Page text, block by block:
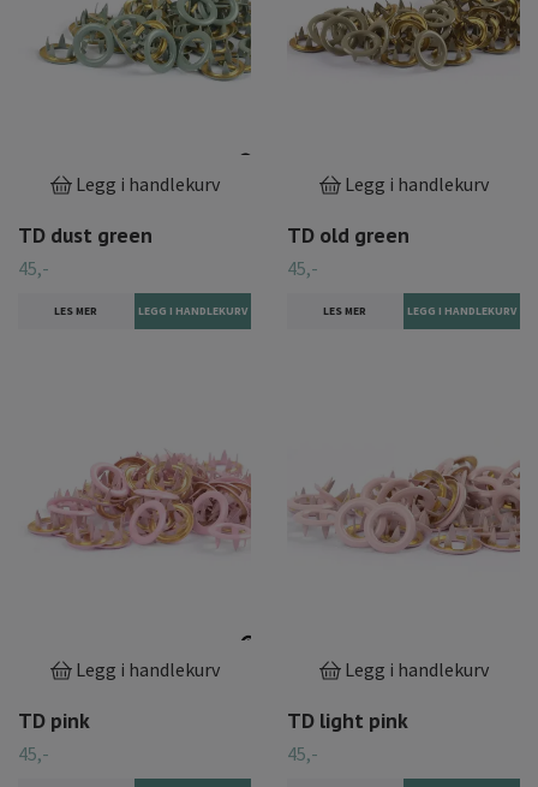
Legg i handlekurv
TD dust green
45,-
LES MER
Legg i handlekurv
TD old green
45,-
LES MER
Legg i handlekurv
TD pink
45,-
Legg i handlekurv
TD light pink
45,-